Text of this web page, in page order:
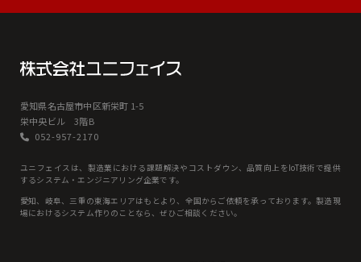
愛知県名古屋市中区新栄町 1-5
栄中央ビル 3階B
052-957-2170
ユニフェイスは、製造業における課題解決やコストダウン、品質向上をIoT技術で提供
するシステム・エンジニアリング企業です。
愛知、岐⾩、三重の東海エリアはもとより、全国からご依頼を承っております。製造現
場におけるシステム作りのことなら、ぜひご相談ください。